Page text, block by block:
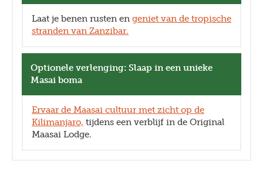
Laat je benen rusten en geniet van de tropische
stranden van Zanzibar.
Optionele verlenging: Slaap in een unieke
Masai boma
Ervaar de Maasai cultuur met zicht op de
Kilimanjaro, tijdens een verblijf in de Original
Maasai Lodge.